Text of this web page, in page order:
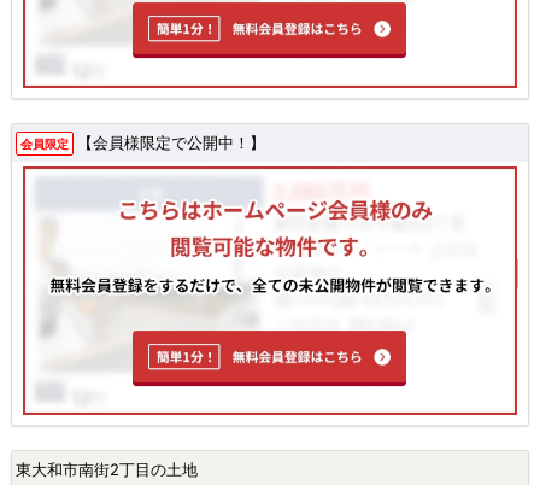
会員限定 【会員様限定で公開中！】
東大和市南街2丁目の土地